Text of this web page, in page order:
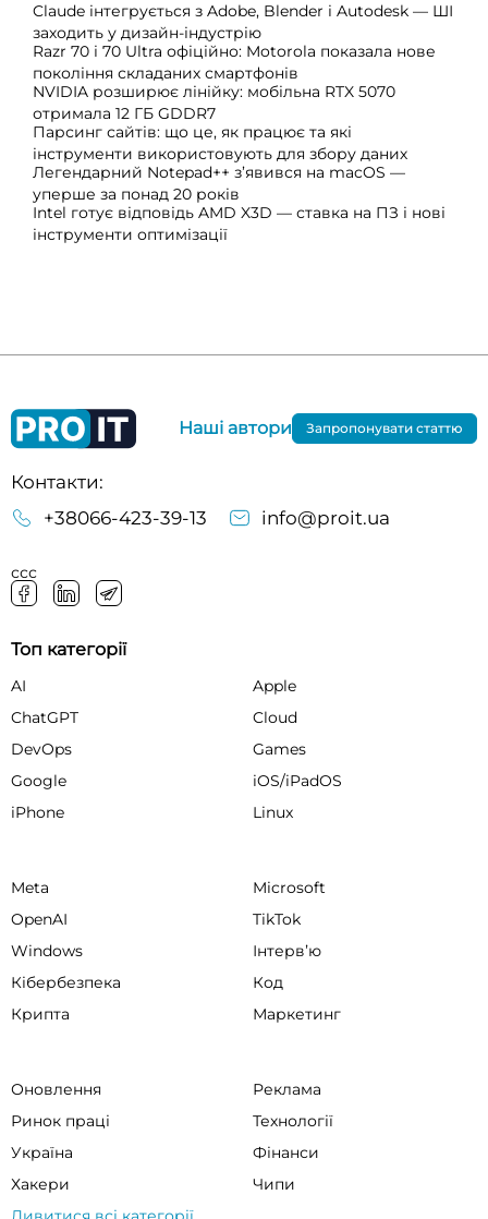
Claude інтегрується з Adobe, Blender і Autodesk — ШІ
заходить у дизайн-індустрію
Razr 70 і 70 Ultra офіційно: Motorola показала нове
покоління складаних смартфонів
NVIDIA розширює лінійку: мобільна RTX 5070
отримала 12 ГБ GDDR7
Парсинг сайтів: що це, як працює та які
інструменти використовують для збору даних
Легендарний Notepad++ з’явився на macOS —
уперше за понад 20 років
Intel готує відповідь AMD X3D — ставка на ПЗ і нові
інструменти оптимізації
Контакти:
+38066-423-39-13
info@proit.ua
ссс
Наші автори Запропонувати статтю
Топ категорії
AI
Apple
ChatGPT
Cloud
DevOps
Games
Google
iOS/iPadOS
iPhone
Linux
Meta
Microsoft
OpenAI
TikTok
Windows
Інтервʼю
Кібербезпека
Код
Крипта
Маркетинг
Оновлення
Реклама
Ринок праці
Технології
Україна
Фінанси
Хакери
Чипи